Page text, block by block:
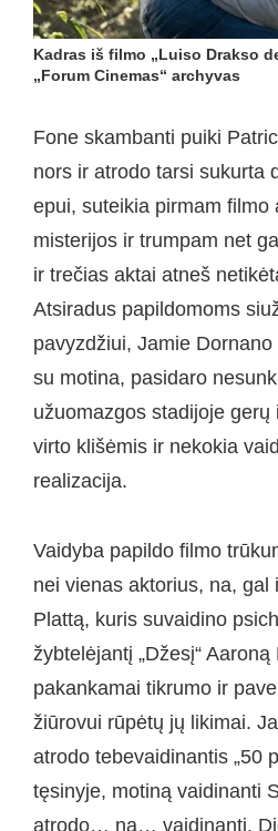
Kadras iš filmo „Luiso Drakso
„Forum Cinemas“ archyvas
Fone skambanti puiki
nors ir atrodo tarsi sukurta
epui, suteikia pirmam filmo
misterijos ir trumpam net
ir trečias aktai atneš
Atsiradus papildomoms
pavyzdžiui, Jamie
su motina, pasidaro
užuomazgos stadijoje
virto klišėmis ir nekokia
realizacija.
Vaidyba papildo filmo
nei vienas aktorius, na, gal
Plattą, kuris suvaidino
žybtelėjantį „Džesį“
pakankamai tikrumo ir
žiūrovui rūpėtų jų likimai.
atrodo tebevaidinantis „50
tęsinyje, motiną vaidinanti
atrodo… na… vaidinanti.